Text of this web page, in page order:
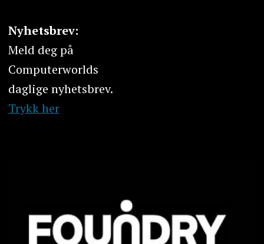
Nyhetsbrev:
Meld deg på
Computerworlds
daglige nyhetsbrev.
Trykk her